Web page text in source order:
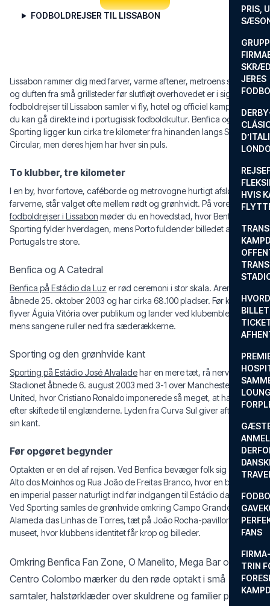
PRIS,
JERES
HVIS
FANS
TRIN
FODBOLDREJSER TIL LISSABON
Lissabon rammer dig med farver, varme aftener, metroens summen
og duften fra små grillsteder før slutfløjt overhovedet er i sigte. Med
fodboldrejser til Lissabon samler vi fly, hotel og officiel kampbillet, så
du kan gå direkte ind i portugisisk fodboldkultur. Benfica og
Sporting ligger kun cirka tre kilometer fra hinanden langs Segunda
Circular, men deres hjem har hver sin puls.
To klubber, tre kilometer
I en by, hvor fortove, caféborde og metrovogne hurtigt afslører
farverne, står valget ofte mellem rødt og grønhvidt. På vores
fodboldrejser i Lissabon møder du en hovedstad, hvor Benfica og
Sporting fylder hverdagen, mens Porto fuldender billedet af
Portugals tre store.
Benfica og A Catedral
Benfica på Estádio da Luz er rød ceremoni i stor skala. Arenaen
åbnede 25. oktober 2003 og har cirka 68.100 pladser. Før kickoff
flyver Águia Vitória over publikum og lander ved klubemblemet,
mens sangene ruller ned fra sæderækkerne.
Sporting og den grønhvide kant
Sporting på Estádio José Alvaladehar en mere tæt, rå nerve.
Stadionet åbnede 6. august 2003 med 3-1 over Manchester
United, hvor Cristiano Ronaldo imponerede så meget, at han kort
efter skiftede til englænderne. Lyden fra Curva Sul giver aftenen
sin kant.
Før opgøret begynder
Optakten er en del af rejsen. Ved Benfica bevæger folk sig omkring
Alto dos Moinhos og Rua João de Freitas Branco, hvor en bifana og
en imperial passer naturligt ind før indgangen til Estádio da Luz.
Ved Sporting samles de grønhvide omkring Campo Grande og
Alameda das Linhas de Torres, tæt på João Rocha-pavillonen og
museet, hvor klubbens identitet får krop og billeder.
Omkring Benfica Fan Zone, O Manelito, Mega Bar og
Centro Colombo mærker du den røde optakt i små
samtaler, halstørklæder over skuldrene og familier på vej